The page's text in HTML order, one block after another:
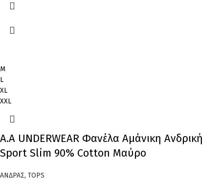
M
L
XL
XXL
Α.A UNDERWEAR Φανέλα Αμάνικη Ανδρική
Sport Slim 90% Cotton Μαύρο
ΑΝΔΡΑΣ, TOPS